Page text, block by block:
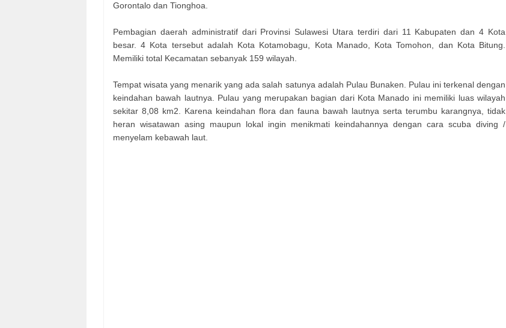
Gorontalo dan Tionghoa.
Pembagian daerah administratif dari Provinsi Sulawesi Utara terdiri dari 11 Kabupaten dan 4 Kota
besar. 4 Kota tersebut adalah Kota Kotamobagu, Kota Manado, Kota Tomohon, dan Kota Bitung.
Memiliki total Kecamatan sebanyak 159 wilayah.
Tempat wisata yang menarik yang ada salah satunya adalah Pulau Bunaken. Pulau ini terkenal dengan
keindahan bawah lautnya. Pulau yang merupakan bagian dari Kota Manado ini memiliki luas wilayah
sekitar 8,08 km2. Karena keindahan flora dan fauna bawah lautnya serta terumbu karangnya, tidak
heran wisatawan asing maupun lokal ingin menikmati keindahannya dengan cara scuba diving /
menyelam kebawah laut.